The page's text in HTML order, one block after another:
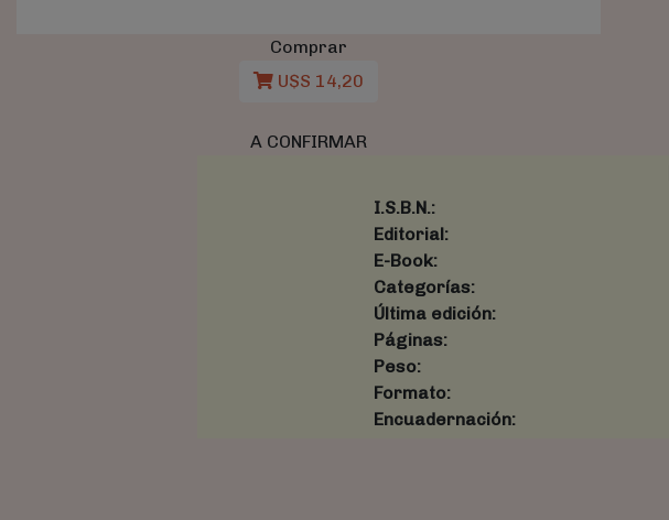
Comprar
U$S 14,20
A CONFIRMAR
I.S.B.N.:
Editorial:
E-Book:
Categorías:
Última edición:
Páginas:
Peso:
Formato:
Encuadernación: